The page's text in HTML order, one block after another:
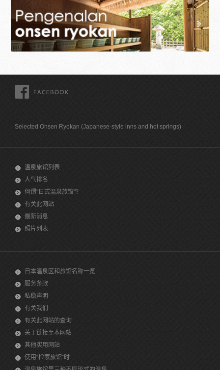
Selected Onsen Ryokan (Japanese-style inns and hot springs)
温泉旅馆列表
人气排名
何谓"日式温泉旅馆"？
有关此网站
最新消息
照片列表
日本温泉区和旅馆名称一览
服务条款
私稳声明
有关我们
有关此网站的查询
关于链接至本网站
其他实用网站
使用“检索旅馆”时